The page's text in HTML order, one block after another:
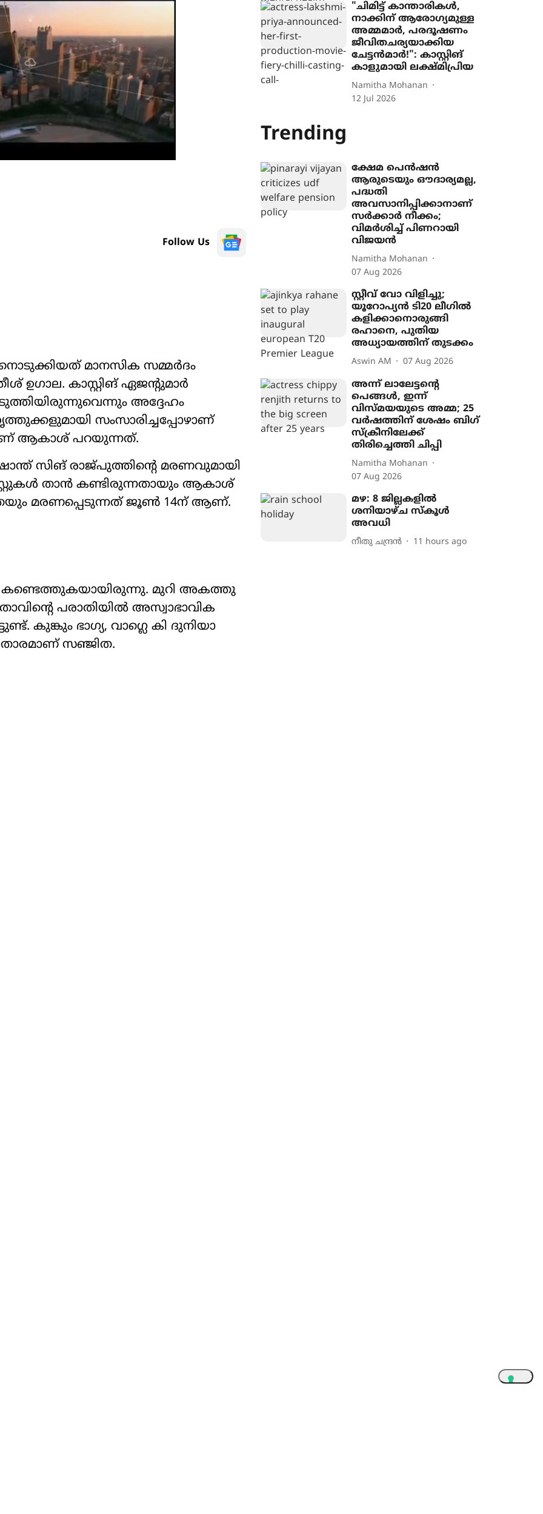
Follow Us
മാനസിക സമ്മർദം
കാസ്റ്റിങ് ഏജന്‍റുമാർ
അദ്ദേഹം
സംസാരിച്ചപ്പോഴാണ്
ആകാശ് പറയുന്നത്.
സിങ് രാജ്പുത്തിന്‍റെ മരണവുമായി
താൻ കണ്ടിരുന്നതായും ആകാശ്
മരണപ്പെടുന്നത് ജൂൺ 14ന് ആണ്.
കണ്ടെത്തുകയായിരുന്നു. മുറി അകത്തു
പരാതിയിൽ അസ്വാഭാവിക
കുങ്കും ഭാഗ‍്യ, വാഗ്ലെ കി ദുനിയാ
സഞ്ജിത.
"ചിമിട്ട് കാന്താരികൾ,
നാക്കിന് ആരോഗ്യമുള്ള
അമ്മമാർ, പരദൂഷണം
ജീവിതചര്യയാക്കിയ
ചേട്ടൻമാർ!": കാസ്റ്റിങ്
കാളുമായി ലക്ഷ്മിപ്രിയ
Namitha Mohanan
12 Jul 2026
Trending
ക്ഷേമ പെൻഷൻ
ആരുടെയും ഔദാര്യമല്ല,
പദ്ധതി
അവസാനിപ്പിക്കാനാണ്
സർക്കാർ നീക്കം;
വിമർശിച്ച് പിണറായി
വിജയൻ
Namitha Mohanan
07 Aug 2026
സ്റ്റീവ് വോ വിളിച്ചു;
യൂറോപ‍്യൻ ടി20 ലീഗിൽ
കളിക്കാനൊരുങ്ങി
രഹാനെ, പുതിയ
അധ‍്യായത്തിന് തുടക്കം
Aswin AM 07 Aug 2026
അന്ന് ലാലേട്ടന്‍റെ
പെങ്ങൾ, ഇന്ന്
വിസ്മയയുടെ അമ്മ; 25
വർഷത്തിന് ശേഷം ബിഗ്
സ്ക്രീനിലേക്ക്
തിരിച്ചെത്തി ചിപ്പി
Namitha Mohanan
07 Aug 2026
മഴ: 8 ജില്ലകളിൽ
ശനിയാഴ്ച സ്കൂൾ
അവധി
നീതു ചന്ദ്രൻ 11 hours ago